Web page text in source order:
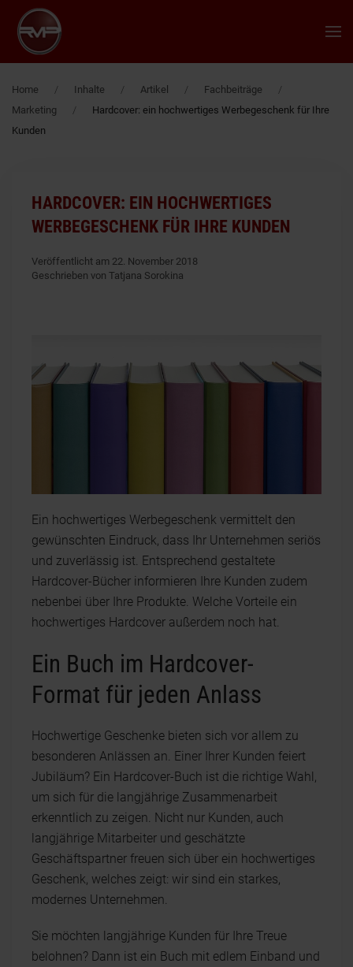
Zum Hauptinhalt springen
Home Inhalte Artikel
Fachbeiträge
Marketing
Hardcover: ein hochwertiges Werbegeschenk für Ihre
Kunden
HARDCOVER: EIN HOCHWERTIGES
WERBEGESCHENK FÜR IHRE KUNDEN
Veröffentlicht am 22. November 2018
Geschrieben von Tatjana Sorokina
Ein hochwertiges Werbegeschenk vermittelt den
gewünschten Eindruck, dass Ihr Unternehmen seriös
und zuverlässig ist. Entsprechend gestaltete
Hardcover-Bücher informieren Ihre Kunden zudem
nebenbei über Ihre Produkte. Welche Vorteile ein
hochwertiges Hardcover außerdem noch hat.
Ein Buch im Hardcover-
Format für jeden Anlass
Hochwertige Geschenke bieten sich vor allem zu
besonderen Anlässen an. Einer Ihrer Kunden feiert
Jubiläum? Ein Hardcover-Buch ist die richtige Wahl,
um sich für die langjährige Zusammenarbeit
erkenntlich zu zeigen. Nicht nur Kunden, auch
langjährige Mitarbeiter und geschätzte
Geschäftspartner freuen sich über ein hochwertiges
Geschenk, welches zeigt: wir sind ein starkes,
modernes Unternehmen.
Sie möchten langjährige Kunden für Ihre Treue
belohnen? Dann ist ein Buch mit edlem Einband und